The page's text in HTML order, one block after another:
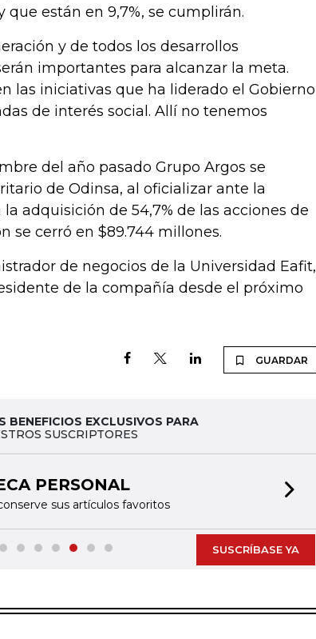
que están en 9,7%, se cumplirán.
y de todos los desarrollos
importantes para alcanzar la meta.
las iniciativas que ha liderado el Gobierno
de interés social. Allí no tenemos
del año pasado Grupo Argos se
de Odinsa, al oficializar ante la
adquisición de 54,7% de las acciones de
se cerró en $89.744 millones.
de negocios de la Universidad Eafit,
de la compañía desde el próximo
GUARDAR
BENEFICIOS EXCLUSIVOS PARA
SUSCRIPTORES
PERSONAL
sus artículos favoritos
SUSCRÍBASE YA